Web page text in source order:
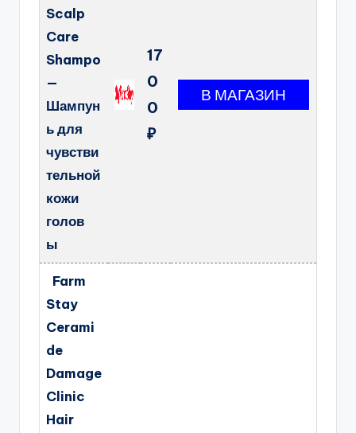
Scalp
Care
Shampo
—
Шампун
ь для
чувстви
тельной
кожи
голов
ы
17
0
0
₽
Farm
Stay
Cerami
de
Damage
Clinic
Hair